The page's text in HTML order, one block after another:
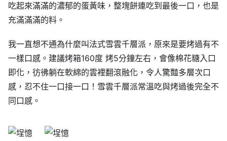
吃起來滿滿的濃郁的蛋黃味，整塊餅連吃到最後一口，也是
充滿滿滿的料。
我一直想不通為什麼叫法式雪雲千層派，原來是要烤過有不
一樣口感。建議烤箱160度 烤5分鐘左右，會像棉花糖入口
即化，彷彿躺在軟綿的雲裡翻滾融化，令人驚豔多層次口
感，忍不住一口接一口！雪雲千層派常溫吃與烤過後完全不
同口感。